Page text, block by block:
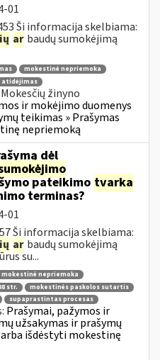
01
Ši informacija skelbiama:
ar baudų sumokėjimą
mokestinė nepriemoka
atidėjimas
Mokesčių žinyno
ir mokėjimo duomenys
teikimas » Prašymas
nepriemoką
dėl
pateikimo tvarka
terminas?
01
Ši informacija skelbiama:
ar baudų sumokėjimą
su...
mokestinė nepriemoka
str.
mokestinės paskolos sutartis
supaprastintas procesas
Prašymai, pažymos ir
užsakymas ir prašymų
išdėstyti mokestinę